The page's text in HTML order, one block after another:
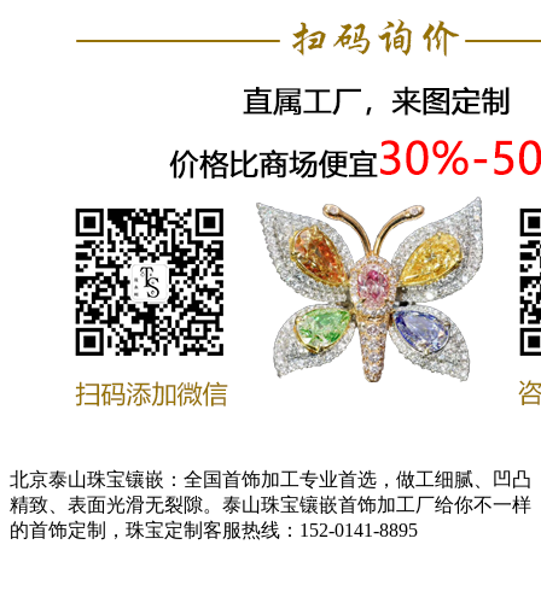
北京泰山珠宝镶嵌：全国首饰加工专业首选，做工细腻、凹凸
精致、表面光滑无裂隙。泰山珠宝镶嵌首饰加工厂给你不一样
的首饰定制，珠宝定制客服热线：152-0141-8895